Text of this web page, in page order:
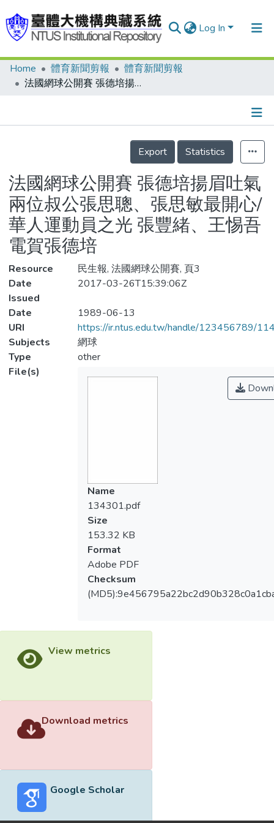
Log In
Communities & Collections
Statistics
Home 體育新聞剪報
體育新聞剪報
法國網球公開賽 張德培揚眉吐氣 兩位叔公張思聰、張思敏最開心/華人運動員之光 張豐緒、王惕吾電賀張德培
Details
Export
Statistics
法國網球公開賽 張德培揚眉吐氣
兩位叔公張思聰、張思敏最開心/
華人運動員之光 張豐緒、王惕吾
電賀張德培
Resource
民生報, 法國網球公開賽, 頁3
Date
Issued
2017-03-26T15:39:06Z
Date
1989-06-13
URI
https://ir.ntus.edu.tw/handle/123456789/
Subjects
網球
Type
other
File(s)
Name
134301.pdf
Size
153.32 KB
Format
Adobe PDF
Checksum
View metrics
Download metrics
Google Scholar